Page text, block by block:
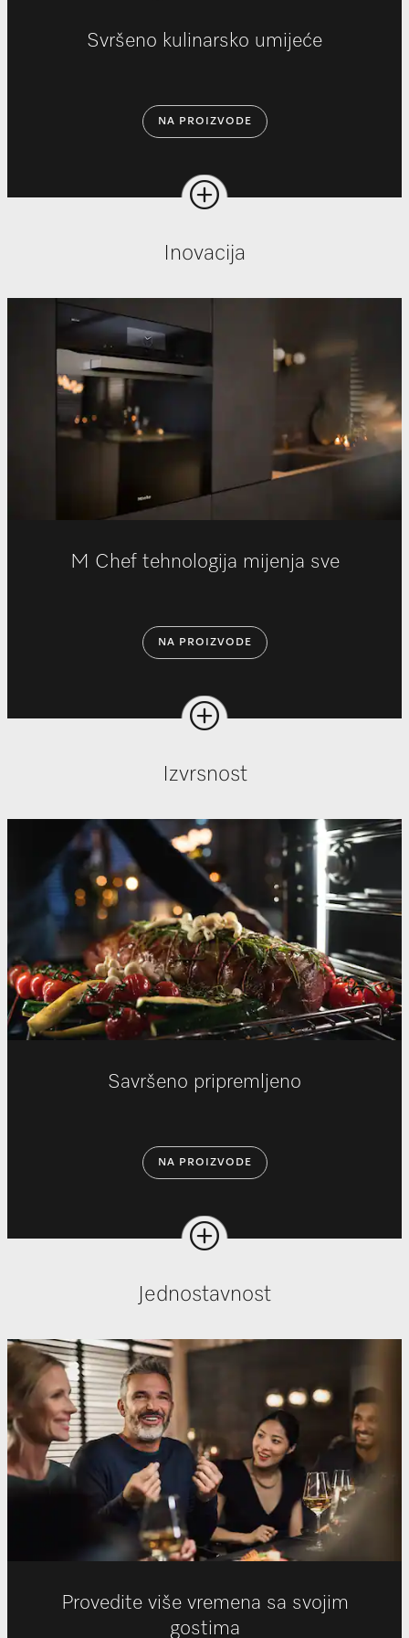
Svršeno kulinarsko umijeće
NA PROIZVODE
Inovacija
M Chef tehnologija mijenja sve
NA PROIZVODE
Izvrsnost
Savršeno pripremljeno
NA PROIZVODE
Jednostavnost
Provedite više vremena sa svojim
gostima